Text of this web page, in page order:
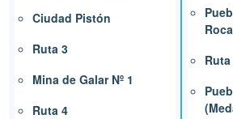
Ciudad Pistón
Ruta 3
Mina de Galar Nº 1
Ruta 4